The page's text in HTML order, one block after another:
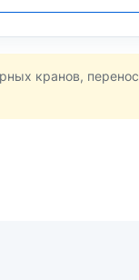
кранов, перенос